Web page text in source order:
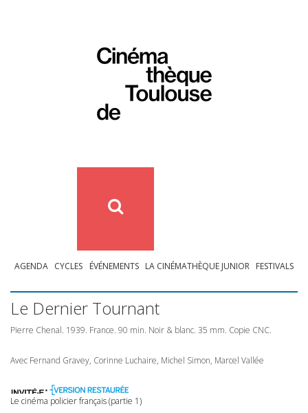
AGENDA CYCLES ÉVÉNEMENTS LA CINÉMATHÈQUE JUNIOR FESTIVALS
Le Dernier Tournant
Pierre Chenal. 1939. France. 90 min. Noir & blanc. 35 mm. Copie CNC.
Avec Fernand Gravey, Corinne Luchaire, Michel Simon, Marcel Vallée
Le cinéma policier français (partie 1)